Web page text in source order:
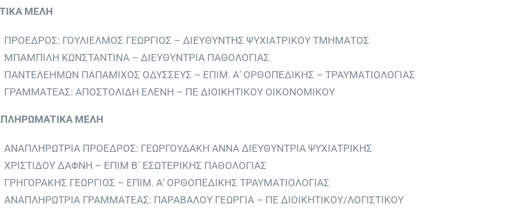
ΜΕΛΗ
ΠΡΟΕΔΡΟΣ: ΓΟΥΛΙΕΛΜΟΣ ΓΕΩΡΓΙΟΣ – ΔΙΕΥΘΥΝΤΗΣ ΨΥΧΙΑΤΡΙΚΟΥ ΤΜΗΜΑΤΟΣ
ΜΠΑΜΠΙΛΗ ΚΩΝΣΤΑΝΤΙΝΑ – ΔΙΕΥΘΥΝΤΡΙΑ ΠΑΘΟΛΟΓΙΑΣ
ΠΑΝΤΕΛΕΗΜΩΝ ΠΑΠΑΜΙΧΟΣ ΟΔΥΣΣΕΥΣ – ΕΠΙΜ. Α’ ΟΡΘΟΠΕΔΙΚΗΣ – ΤΡΑΥΜΑΤΙΟΛΟΓΙΑΣ
ΓΡΑΜΜΑΤΕΑΣ: ΑΠΟΣΤΟΛΙΔΗ ΕΛΕΝΗ – ΠΕ ΔΙΟΙΚΗΤΙΚΟΥ ΟΙΚΟΝΟΜΙΚΟΥ
ΜΕΛΗ
ΑΝΑΠΛΗΡΩΤΡΙΑ ΠΡΟΕΔΡΟΣ: ΓΕΩΡΓΟΥΔΑΚΗ ΑΝΝΑ ΔΙΕΥΘΥΝΤΡΙΑ ΨΥΧΙΑΤΡΙΚΗΣ
ΧΡΙΣΤΙΔΟΥ ΔΑΦΝΗ – ΕΠΙΜ Β΄ ΕΣΩΤΕΡΙΚΗΣ ΠΑΘΟΛΟΓΙΑΣ
ΓΡΗΓΟΡΑΚΗΣ ΓΕΩΡΓΙΟΣ – ΕΠΙΜ. Α’ ΟΡΘΟΠΕΔΙΚΗΣ ΤΡΑΥΜΑΤΙΟΛΟΓΙΑΣ
ΑΝΑΠΛΗΡΩΤΡΙΑ ΓΡΑΜΜΑΤΕΑΣ: ΠΑΡΑΒΑΛΟΥ ΓΕΩΡΓΙΑ – ΠΕ ΔΙΟΙΚΗΤΙΚΟΥ/ΛΟΓΙΣΤΙΚΟΥ